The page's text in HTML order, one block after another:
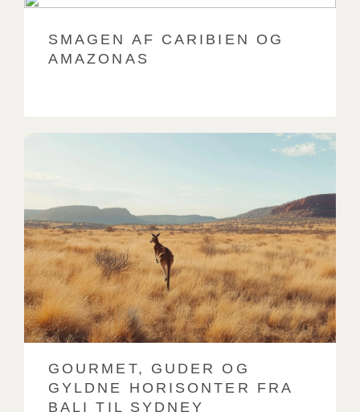
SMAGEN AF CARIBIEN OG
AMAZONAS
GOURMET, GUDER OG
GYLDNE HORISONTER FRA
BALI TIL SYDNEY